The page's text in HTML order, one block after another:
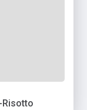
Risotto